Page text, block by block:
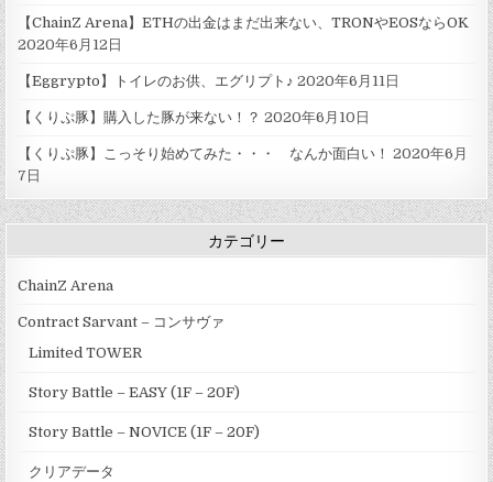
【ChainZ Arena】ETHの出金はまだ出来ない、TRONやEOSならOK
2020年6月12日
【Eggrypto】トイレのお供、エグリプト♪ 2020年6月11日
【くりぷ豚】購入した豚が来ない！？ 2020年6月10日
【くりぷ豚】こっそり始めてみた・・・ なんか面白い！ 2020年6月
7日
カテゴリー
ChainZ Arena
Contract Sarvant – コンサヴァ
Limited TOWER
Story Battle – EASY (1F – 20F)
Story Battle – NOVICE (1F – 20F)
クリアデータ